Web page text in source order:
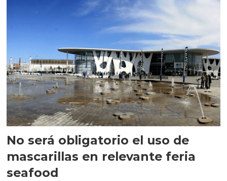
No será obligatorio el uso de
mascarillas en relevante feria
seafood